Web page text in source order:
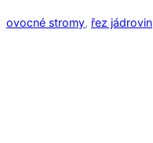
ovocné stromy, řez jádrovin